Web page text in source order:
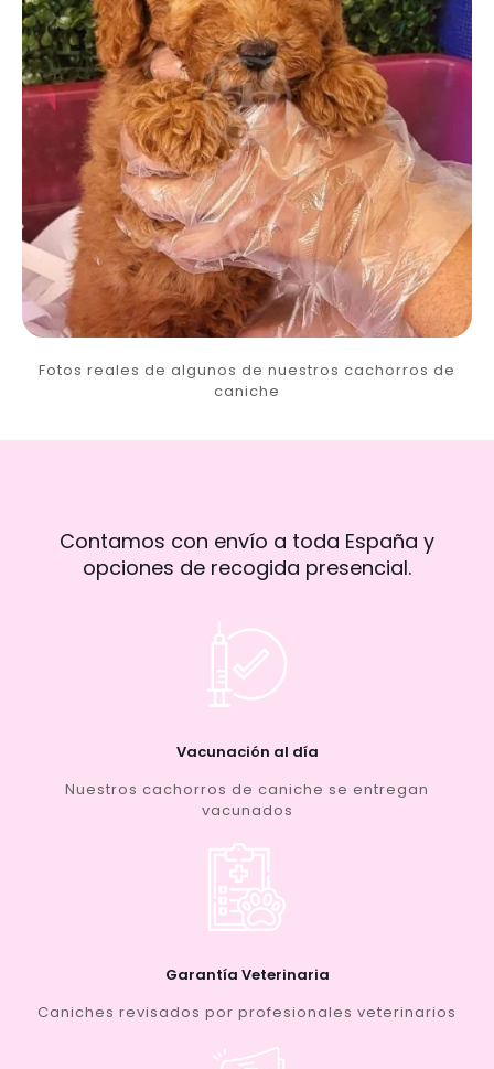
Fotos reales de algunos de nuestros cachorros de
caniche
Contamos con envío a toda España y
opciones de recogida presencial.
Vacunación al día
Nuestros cachorros de caniche se entregan
vacunados
Garantía Veterinaria
Caniches revisados por profesionales veterinarios